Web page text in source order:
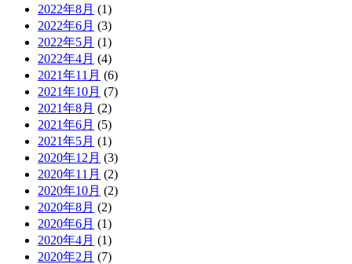
2022年8月 (1)
2022年6月 (3)
2022年5月 (1)
2022年4月 (4)
2021年11月 (6)
2021年10月 (7)
2021年8月 (2)
2021年6月 (5)
2021年5月 (1)
2020年12月 (3)
2020年11月 (2)
2020年10月 (2)
2020年8月 (2)
2020年6月 (1)
2020年4月 (1)
2020年2月 (7)